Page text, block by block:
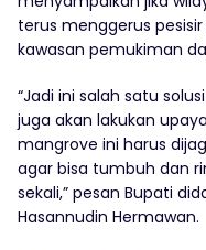
terus menggerus
kawasan pemukiman
“Jadi ini salah satu
juga akan lakukan
mangrove ini harus
agar bisa tumbuh dan
sekali,” pesan Bupati
Hasannudin Hermawan.